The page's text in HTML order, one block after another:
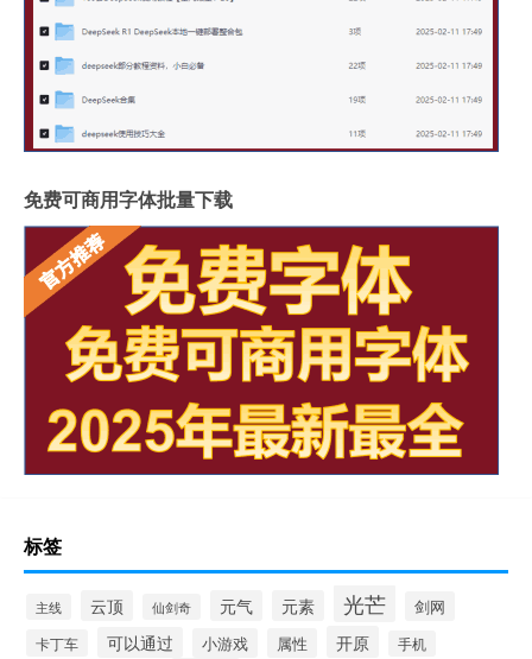
免费可商用字体批量下载
标签
主线 云顶 仙剑奇 元气 元素 光芒 剑网
卡丁车 可以通过 小游戏 属性 开原 手机